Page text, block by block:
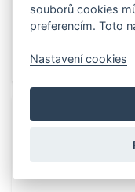
souborů cookies
preferencím. Toto
Nastavení cookies